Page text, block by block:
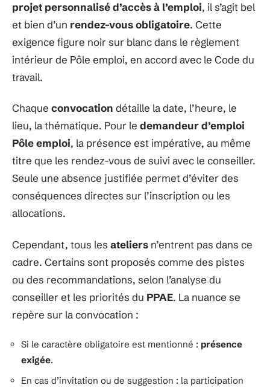
projet personnalisé d’accès à l’emploi, il s’agit bel
et bien d’un rendez-vous obligatoire. Cette
exigence figure noir sur blanc dans le règlement
intérieur de Pôle emploi, en accord avec le Code du
travail.
Chaque convocation détaille la date, l’heure, le
lieu, la thématique. Pour le demandeur d’emploi
Pôle emploi, la présence est impérative, au même
titre que les rendez-vous de suivi avec le conseiller.
Seule une absence justifiée permet d’éviter des
conséquences directes sur l’inscription ou les
allocations.
Cependant, tous les ateliers n’entrent pas dans ce
cadre. Certains sont proposés comme des pistes
ou des recommandations, selon l’analyse du
conseiller et les priorités du PPAE. La nuance se
repère sur la convocation :
Si le caractère obligatoire est mentionné : présence
exigée.
En cas d’invitation ou de suggestion : la participation